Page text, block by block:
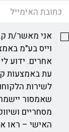
אני מאשר/ת
אחרים. ידוע
לשירות
שאמסור
מסחריים
האישי – ראו